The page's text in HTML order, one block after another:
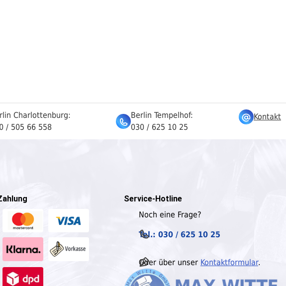
Charlottenburg:
/ 505 66 558
Berlin Tempelhof:
030 / 625 10 25
Kontakt
Service-Hotline
Noch eine Frage?
Tel.: 030 / 625 10 25
Oder über unser Kontaktformular.